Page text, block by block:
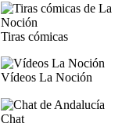
Tiras cómicas
Vídeos La Noción
Chat